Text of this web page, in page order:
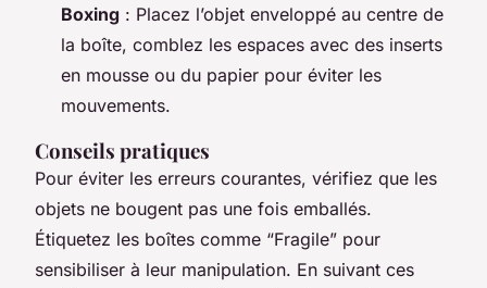
Boxing : Placez l’objet enveloppé au centre de
la boîte, comblez les espaces avec des inserts
en mousse ou du papier pour éviter les
mouvements.
Conseils pratiques
Pour éviter les erreurs courantes, vérifiez que les
objets ne bougent pas une fois emballés.
Étiquetez les boîtes comme “Fragile” pour
sensibiliser à leur manipulation. En suivant ces